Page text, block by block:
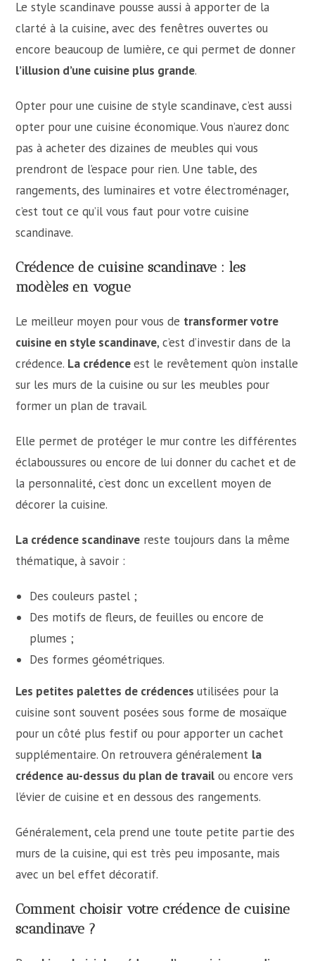
Le style scandinave pousse aussi à apporter de la
clarté à la cuisine, avec des fenêtres ouvertes ou
encore beaucoup de lumière, ce qui permet de donner
l’illusion d’une cuisine plus grande.
Opter pour une cuisine de style scandinave, c’est aussi
opter pour une cuisine économique. Vous n’aurez donc
pas à acheter des dizaines de meubles qui vous
prendront de l’espace pour rien. Une table, des
rangements, des luminaires et votre électroménager,
c’est tout ce qu’il vous faut pour votre cuisine
scandinave.
Crédence de cuisine scandinave : les
modèles en vogue
Le meilleur moyen pour vous de transformer votre
cuisine en style scandinave, c’est d’investir dans de la
crédence. La crédenceest le revêtement qu’on installe
sur les murs de la cuisine ou sur les meubles pour
former un plan de travail.
Elle permet de protéger le mur contre les différentes
éclaboussures ou encore de lui donner du cachet et de
la personnalité, c’est donc un excellent moyen de
décorer la cuisine.
La crédence scandinave reste toujours dans la même
thématique, à savoir :
Des couleurs pastel ;
Des motifs de fleurs, de feuilles ou encore de
plumes ;
Des formes géométriques.
Les petites palettes de crédencesutilisées pour la
cuisine sont souvent posées sous forme de mosaïque
pour un côté plus festif ou pour apporter un cachet
supplémentaire. On retrouvera généralement la
crédence au-dessus du plan de travail ou encore vers
l’évier de cuisine et en dessous des rangements.
Généralement, cela prend une toute petite partie des
murs de la cuisine, qui est très peu imposante, mais
avec un bel effet décoratif.
Comment choisir votre crédence de cuisine
scandinave ?